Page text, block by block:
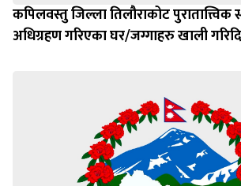
कपिलवस्तु जिल्ला तिलौराकोट
अधिग्रहण गरिएका घर/जग्गाहरु खाली